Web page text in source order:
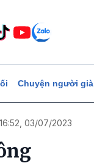
Chuyện người già
03/07/2023